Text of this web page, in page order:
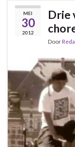
MEI
30
2012
Drie
Door